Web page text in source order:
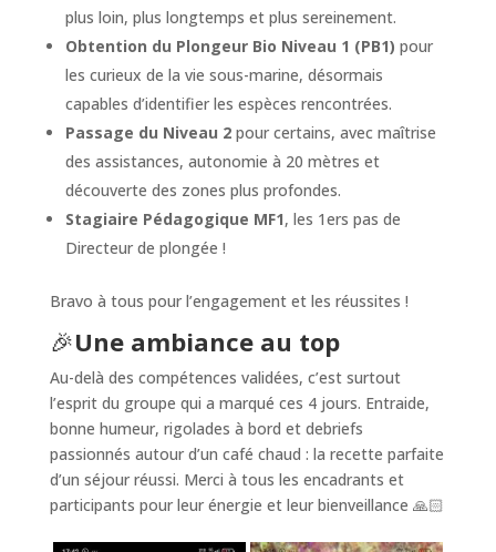
plus loin, plus longtemps et plus sereinement.
Obtention du Plongeur Bio Niveau 1 (PB1) pour
les curieux de la vie sous-marine, désormais
capables d’identifier les espèces rencontrées.
Passage du Niveau 2pour certains, avec maîtrise
des assistances, autonomie à 20 mètres et
découverte des zones plus profondes.
Stagiaire Pédagogique MF1, les 1ers pas de
Directeur de plongée !
Bravo à tous pour l’engagement et les réussites !
🎉Une ambiance au top
Au-delà des compétences validées, c’est surtout
l’esprit du groupe qui a marqué ces 4 jours. Entraide,
bonne humeur, rigolades à bord et debriefs
passionnés autour d’un café chaud : la recette parfaite
d’un séjour réussi. Merci à tous les encadrants et
participants pour leur énergie et leur bienveillance 🙏🏻